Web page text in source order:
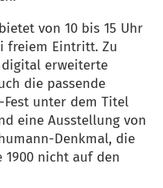
von 10 bis 15 Uhr
freiem Eintritt. Zu
erweiterte
die passende
Fest unter dem Titel
eine Ausstellung von
Denkmal, die
1900 nicht auf den